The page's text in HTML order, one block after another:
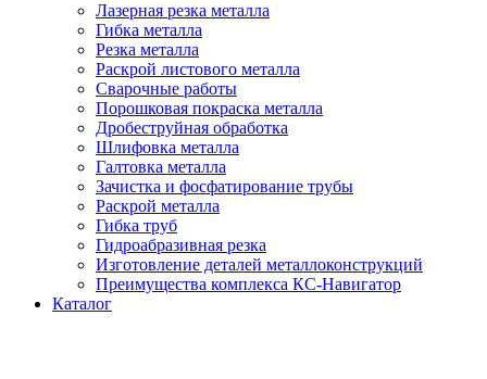
Лазерная резка металла
Гибка металла
Резка металла
Раскрой листового металла
Сварочные работы
Порошковая покраска металла
Дробеструйная обработка
Шлифовка металла
Галтовка металла
Зачистка и фосфатирование трубы
Раскрой металла
Гибка труб
Гидроабразивная резка
Изготовление деталей металлоконструкций
Преимущества комплекса КС-Навигатор
Каталог